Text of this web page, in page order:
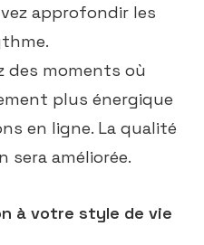
approfondir les
des moments où
plus énergique
en ligne. La qualité
sera améliorée.
à votre style de vie